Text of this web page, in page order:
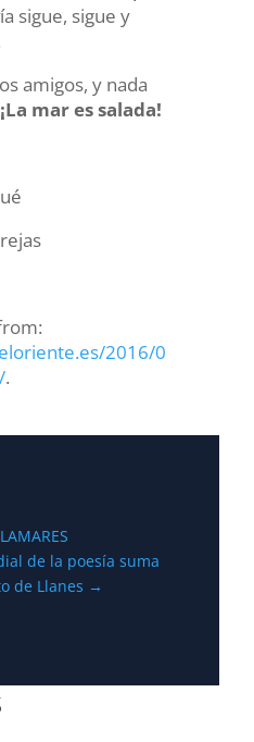
sigue, sigue y
amigos, y nada
¡La mar es salada!
2016/0
.
de la poesía suma
de Llanes →